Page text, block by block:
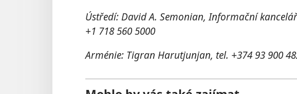
Ústředí: David A. Semonian, Informační
+1 718 560 5000
Arménie: Tigran Harutjunjan, tel. +374 93 900